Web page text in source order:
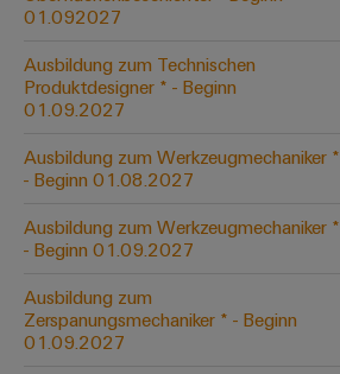
durch
Schaltschrankbau
Lösungen
die
Herausforderungen
Schaltschrankbau
Moderne
und
digitale
Regler
Gerätehersteller
Leiterplattensteckverbinder
&
PCB
Energiemessung
und
Smart
Metering
Weidmüller
AI
Access
&
Schnittstelle
ALLE
SERVICES
&
Globale
Messen
&
Events
01.092027
Ausbildung zum Technischen
Produktdesigner * - Beginn
01.09.2027
Ausbildung zum Werkzeugmechaniker *
- Beginn 01.08.2027
Ausbildung zum Werkzeugmechaniker *
- Beginn 01.09.2027
Ausbildung zum
Zerspanungsmechaniker * - Beginn
01.09.2027